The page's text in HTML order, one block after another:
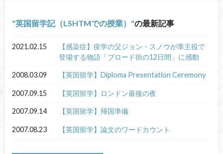
英国留学記（LSHTMでの授業） の最新記事
2021.02.15
【感染症】疫学の父ジョン・スノウが準主役で
登場する物語「ブロード街の12日間」に感動
2008.03.09 【英国留学】Diploma Presentation Ceremony
2007.09.15 【英国留学】ロンドン最後の夜
2007.09.14 【英国留学】帰国準備
2007.08.23 【英国留学】論文のワードカウント